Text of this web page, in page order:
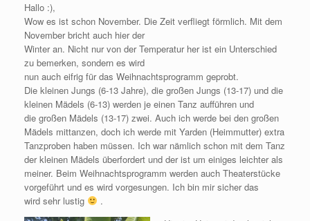
Hallo :),
Wow es ist schon November. Die Zeit verfliegt förmlich. Mit dem
November bricht auch hier der
Winter an. Nicht nur von der Temperatur her ist ein Unterschied
zu bemerken, sondern es wird
nun auch eifrig für das Weihnachtsprogramm geprobt.
Die kleinen Jungs (6-13 Jahre), die großen Jungs (13-17) und die
kleinen Mädels (6-13) werden je einen Tanz aufführen und
die großen Mädels (13-17) zwei. Auch ich werde bei den großen
Mädels mittanzen, doch ich werde mit Yarden (Heimmutter) extra
Tanzproben haben müssen. Ich war nämlich schon mit dem Tanz
der kleinen Mädels überfordert und der ist um einiges leichter als
meiner. Beim Weihnachtsprogramm werden auch Theaterstücke
vorgeführt und es wird vorgesungen. Ich bin mir sicher das
wird sehr lustig
.